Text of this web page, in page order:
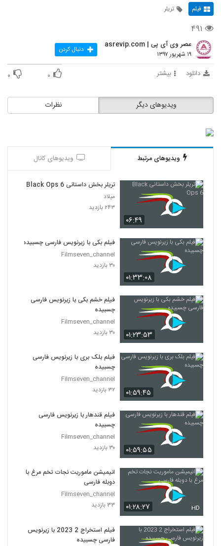
فیلم تریلر
۴۹۱
عصر وی آی پی | asrevip.com
۱۹ شهریور ۱۳۹۷ دنبال کردن
دانلود بیشتر ۰ ۰
نظرات ویدیوهای دیگر
ویدیوهای مرتبط ویدیوهای کانال
۰۶:۴۹
تریلر بخش داستانی Black Ops 6
میلاد
۲۴۳ بازدید
۰۱:۳۳:۰۸
فیلم بکی با زیرنویس فارسی چسبیده
Filmseven_channel
۳۰ بازدید
۰۱:۲۳:۵۳
فیلم خشم بکی با زیرنویس فارسی
چسبیده
Filmseven_channel
۳۰ بازدید
۰۱:۵۹:۴۵
فیلم بلک بری با زیرنویس فارسی
چسبیده
Filmseven_channel
۳۲ بازدید
۰۱:۵۹:۵۵
فیلم قندهار با زیرنویس فارسی
چسبیده
Filmseven_channel
۳۰ بازدید
۰۱:۲۸:۲۷ HD
انیمیشن ماموریت نجات تخم مرغ با
دوبله فارسی
Filmseven_channel
۳۳ بازدید
فیلم استخراج 2 2023 با زیرنویس
فارسی چسبیده